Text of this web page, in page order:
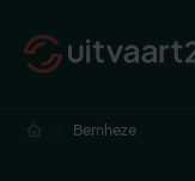
Bernheze